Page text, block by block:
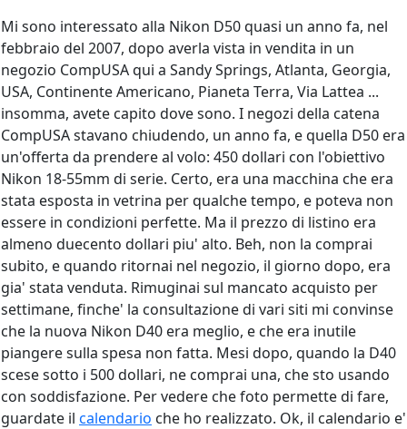
Mi sono interessato alla Nikon D50 quasi un anno fa, nel
febbraio del 2007, dopo averla vista in vendita in un
negozio CompUSA qui a Sandy Springs, Atlanta, Georgia,
USA, Continente Americano, Pianeta Terra, Via Lattea ...
insomma, avete capito dove sono. I negozi della catena
CompUSA stavano chiudendo, un anno fa, e quella D50 era
un'offerta da prendere al volo: 450 dollari con l'obiettivo
Nikon 18-55mm di serie. Certo, era una macchina che era
stata esposta in vetrina per qualche tempo, e poteva non
essere in condizioni perfette. Ma il prezzo di listino era
almeno duecento dollari piu' alto. Beh, non la comprai
subito, e quando ritornai nel negozio, il giorno dopo, era
gia' stata venduta. Rimuginai sul mancato acquisto per
settimane, finche' la consultazione di vari siti mi convinse
che la nuova Nikon D40 era meglio, e che era inutile
piangere sulla spesa non fatta. Mesi dopo, quando la D40
scese sotto i 500 dollari, ne comprai una, che sto usando
con soddisfazione. Per vedere che foto permette di fare,
guardate il calendario che ho realizzato. Ok, il calendario e'